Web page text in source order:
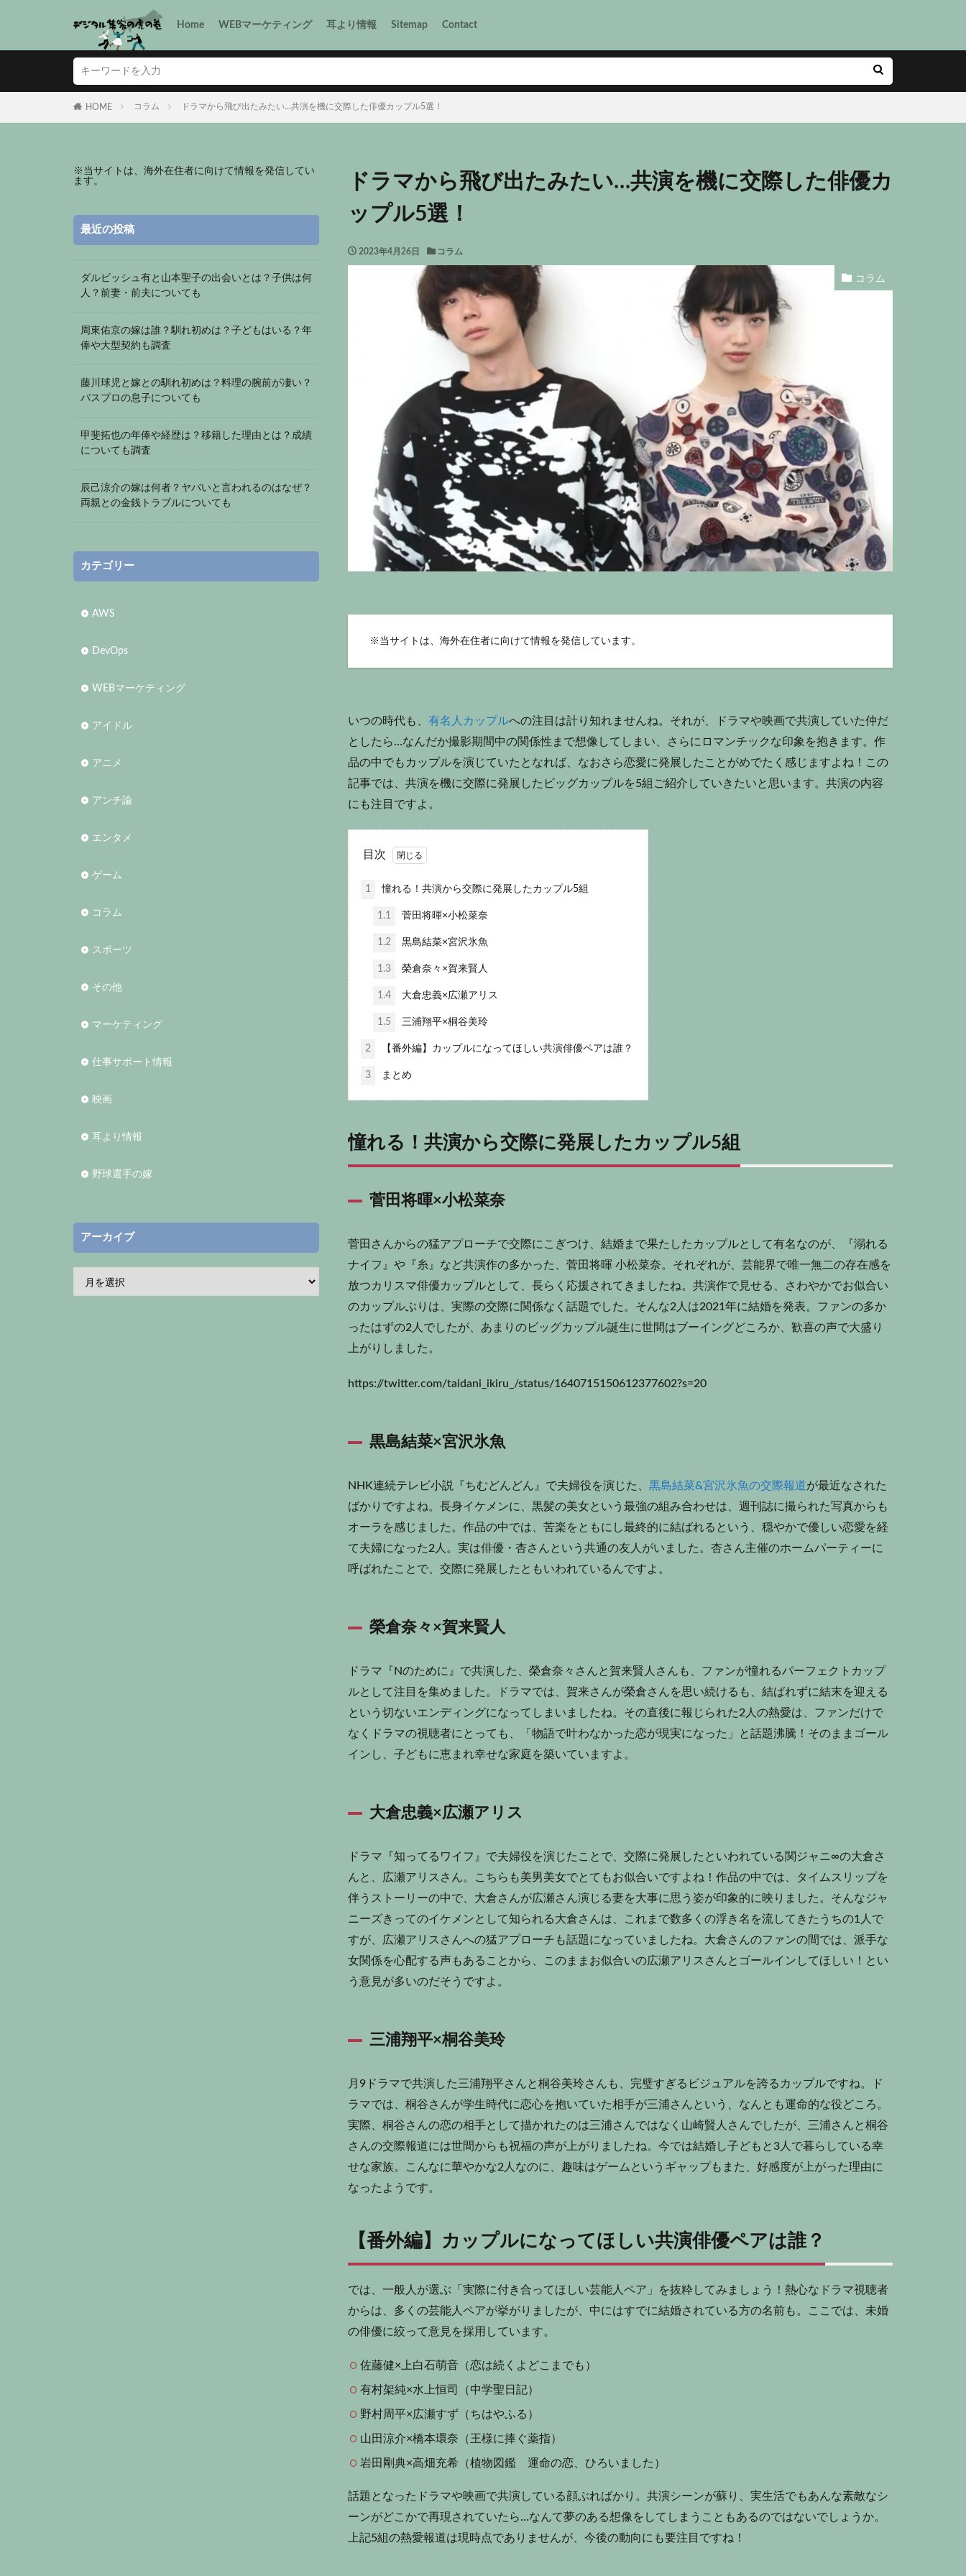
Home WEBマーケティング 耳より情報 Sitemap Contact
HOME コラム ドラマから飛び出たみたい…共演を機に交際した俳優カップル5選！
ドラマから飛び出たみたい…共演を機に交際した俳優カ
ップル5選！
2023年4月26日 コラム
コラム
※ 当サイトは、海外在住者に向けて情報を発信しています。
いつの時代も、 有名人カップルへの注目は計り知れませんね。それが、ドラマや映画で共演していた仲だ
としたら…なんだか撮影期間中の関係性まで想像してしまい、さらにロマンチックな印象を抱きます。作
品の中でもカップルを演じていたとなれば、なおさら恋愛に発展したことがめでたく感じますよね！この
記事では、共演を機に交際に発展したビッグカップルを5組ご紹介していきたいと思います。共演の内容
にも注目ですよ。
目次
1 憧れる！共演から交際に発展したカップル5組
1.1 菅田将暉×小松菜奈
1.2 黒島結菜×宮沢氷魚
1.3 榮倉奈々×賀来賢人
1.4 大倉忠義×広瀬アリス
1.5 三浦翔平×桐谷美玲
2 【番外編】カップルになってほしい共演俳優ペアは誰？
3 まとめ
憧れる！共演から交際に発展したカップル5組
菅田将暉×小松菜奈
菅田さんからの猛アプローチで交際にこぎつけ、結婚まで果たしたカップルとして有名なのが、『溺れる
ナイフ』や『糸』など共演作の多かった、菅田将暉 小松菜奈。それぞれが、芸能界で唯一無二の存在感を
放つカリスマ俳優カップルとして、長らく応援されてきましたね。共演作で見せる、さわやかでお似合い
のカップルぶりは、実際の交際に関係なく話題でした。そんな2人は2021年に結婚を発表。ファンの多か
ったはずの2人でしたが、あまりのビッグカップル誕生に世間はブーイングどころか、歓喜の声で大盛り
上がりしました。
https://twitter.com/taidani_ikiru_/status/1640715150612377602?s=20
黒島結菜×宮沢氷魚
NHK連続テレビ小説『ちむどんどん』で夫婦役を演じた、 黒島結菜&宮沢氷魚の交際報道が最近なされた
ばかりですよね。長身イケメンに、黒髪の美女という最強の組み合わせは、週刊誌に撮られた写真からも
オーラを感じました。作品の中では、苦楽をともにし最終的に結ばれるという、穏やかで優しい恋愛を経
て夫婦になった2人。実は俳優・杏さんという共通の友人がいました。杏さん主催のホームパーティーに
呼ばれたことで、交際に発展したともいわれているんですよ。
榮倉奈々×賀来賢人
ドラマ『Nのために』で共演した、榮倉奈々さんと賀来賢人さんも、ファンが憧れるパーフェクトカップ
ルとして注目を集めました。ドラマでは、賀来さんが榮倉さんを思い続けるも、結ばれずに結末を迎える
という切ないエンディングになってしまいましたね。その直後に報じられた2人の熱愛は、ファンだけで
なくドラマの視聴者にとっても、「物語で叶わなかった恋が現実になった」と話題沸騰！そのままゴール
インし、子どもに恵まれ幸せな家庭を築いていますよ。
大倉忠義×広瀬アリス
ドラマ『知ってるワイフ』で夫婦役を演じたことで、交際に発展したといわれている関ジャニ∞の大倉さ
んと、広瀬アリスさん。こちらも美男美女でとてもお似合いですよね！作品の中では、タイムスリップを
伴うストーリーの中で、大倉さんが広瀬さん演じる妻を大事に思う姿が印象的に映りました。そんなジャ
ニーズきってのイケメンとして知られる大倉さんは、これまで数多くの浮き名を流してきたうちの1人で
すが、広瀬アリスさんへの猛アプローチも話題になっていましたね。大倉さんのファンの間では、派手な
女関係を心配する声もあることから、このままお似合いの広瀬アリスさんとゴールインしてほしい！とい
う意見が多いのだそうですよ。
三浦翔平×桐谷美玲
月9ドラマで共演した三浦翔平さんと桐谷美玲さんも、完璧すぎるビジュアルを誇るカップルですね。ド
ラマでは、桐谷さんが学生時代に恋心を抱いていた相手が三浦さんという、なんとも運命的な役どころ。
実際、桐谷さんの恋の相手として描かれたのは三浦さんではなく山崎賢人さんでしたが、三浦さんと桐谷
さんの交際報道には世間からも祝福の声が上がりましたね。今では結婚し子どもと3人で暮らしている幸
せな家族。こんなに華やかな2人なのに、趣味はゲームというギャップもまた、好感度が上がった理由に
なったようです。
【番外編】カップルになってほしい共演俳優ペアは誰？
では、一般人が選ぶ「実際に付き合ってほしい芸能人ペア」を抜粋してみましょう！熱心なドラマ視聴者
からは、多くの芸能人ペアが挙がりましたが、中にはすでに結婚されている方の名前も。ここでは、未婚
の俳優に絞って意見を採用しています。
佐藤健×上白石萌音（恋は続くよどこまでも）
有村架純×水上恒司（中学聖日記）
野村周平×広瀬すず（ちはやふる）
山田涼介×橋本環奈（王様に捧ぐ薬指）
岩田剛典×高畑充希（植物図鑑 運命の恋、ひろいました）
話題となったドラマや映画で共演している顔ぶればかり。共演シーンが蘇り、実生活でもあんな素敵なシ
ーンがどこかで再現されていたら…なんて夢のある想像をしてしまうこともあるのではないでしょうか。
上記5組の熱愛報道は現時点でありませんが、今後の動向にも要注目ですね！
※ 当サイトは、海外在住者に向けて情報を発信してい
ます。
最近の投稿
ダルビッシュ有と山本聖子の出会いとは？子供は何
人？前妻・前夫についても
周東佑京の嫁は誰？馴れ初めは？子どもはいる？年
俸や大型契約も調査
藤川球児と嫁との馴れ初めは？料理の腕前が凄い？
バスプロの息子についても
甲斐拓也の年俸や経歴は？移籍した理由とは？成績
についても調査
辰己涼介の嫁は何者？ヤバいと言われるのはなぜ？
両親との金銭トラブルについても
カテゴリー
AWS
DevOps
WEBマーケティング
アイドル
アニメ
アンチ論
エンタメ
ゲーム
コラム
スポーツ
その他
マーケティング
仕事サポート情報
映画
耳より情報
野球選手の嫁
アーカイブ